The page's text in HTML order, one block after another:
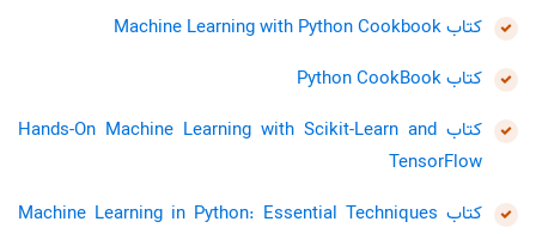
کتاب Machine Learning with Python Cookbook
کتاب Python CookBook
کتاب Hands-On Machine Learning with Scikit-Learn and
TensorFlow
کتاب Machine Learning in Python: Essential Techniques